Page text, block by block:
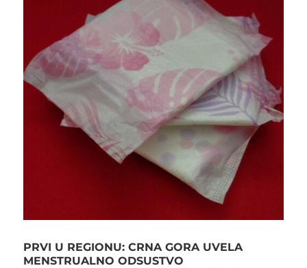
PRVI U REGIONU: CRNA GORA UVELA
MENSTRUALNO ODSUSTVO